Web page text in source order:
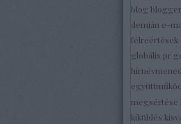
blog blogger
demján e-
félreértések
globális pr
megsértése
kiküldés